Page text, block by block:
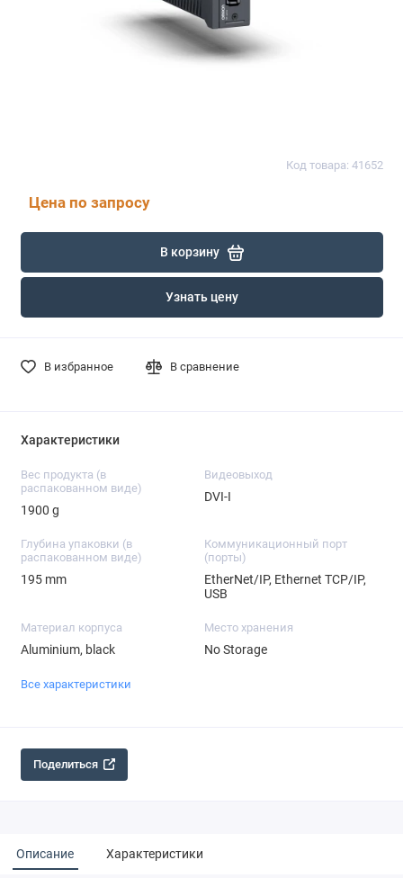
Код товара: 41652
Цена по запросу
В корзину
Узнать цену
В избранное В сравнение
Характеристики
Вес продукта (в
распакованном виде)
1900 g
Видеовыход
DVI-I
Глубина упаковки (в
распакованном виде)
195 mm
Коммуникационный порт
(порты)
EtherNet/IP, Ethernet TCP/IP,
USB
Материал корпуса
Aluminium, black
Место хранения
No Storage
Все характеристики
Поделиться
Описание Характеристики